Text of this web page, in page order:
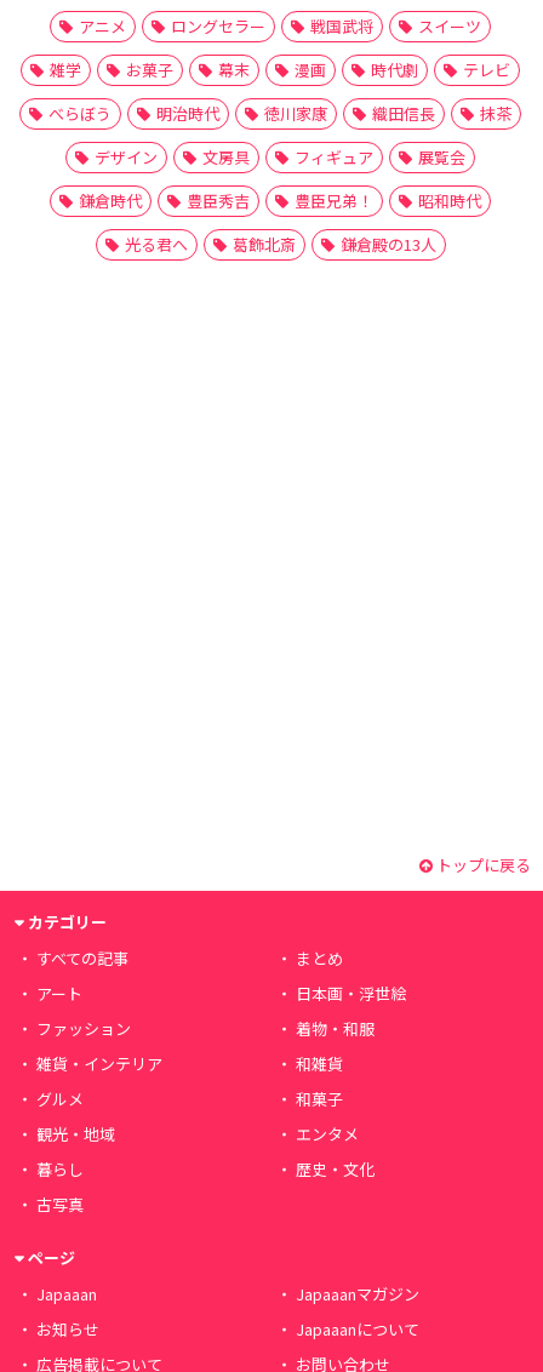
アニメ
ロングセラー 戦国武将
スイーツ
雑学
お菓子 幕末 漫画 時代劇
テレビ
べらぼう
明治時代 徳川家康 織田信長
抹茶
デザイン
文房具 フィギュア
展覧会
鎌倉時代
豊臣秀吉 豊臣兄弟！
昭和時代
光る君へ
葛飾北斎 鎌倉殿の13人
トップに戻る
カテゴリー
すべての記事
まとめ
アート
日本画・浮世絵
ファッション
着物・和服
雑貨・インテリア
和雑貨
グルメ
和菓子
観光・地域
エンタメ
暮らし
歴史・文化
古写真
ページ
Japaaan
Japaaanマガジン
お知らせ
Japaaanについて
広告掲載について
お問い合わせ